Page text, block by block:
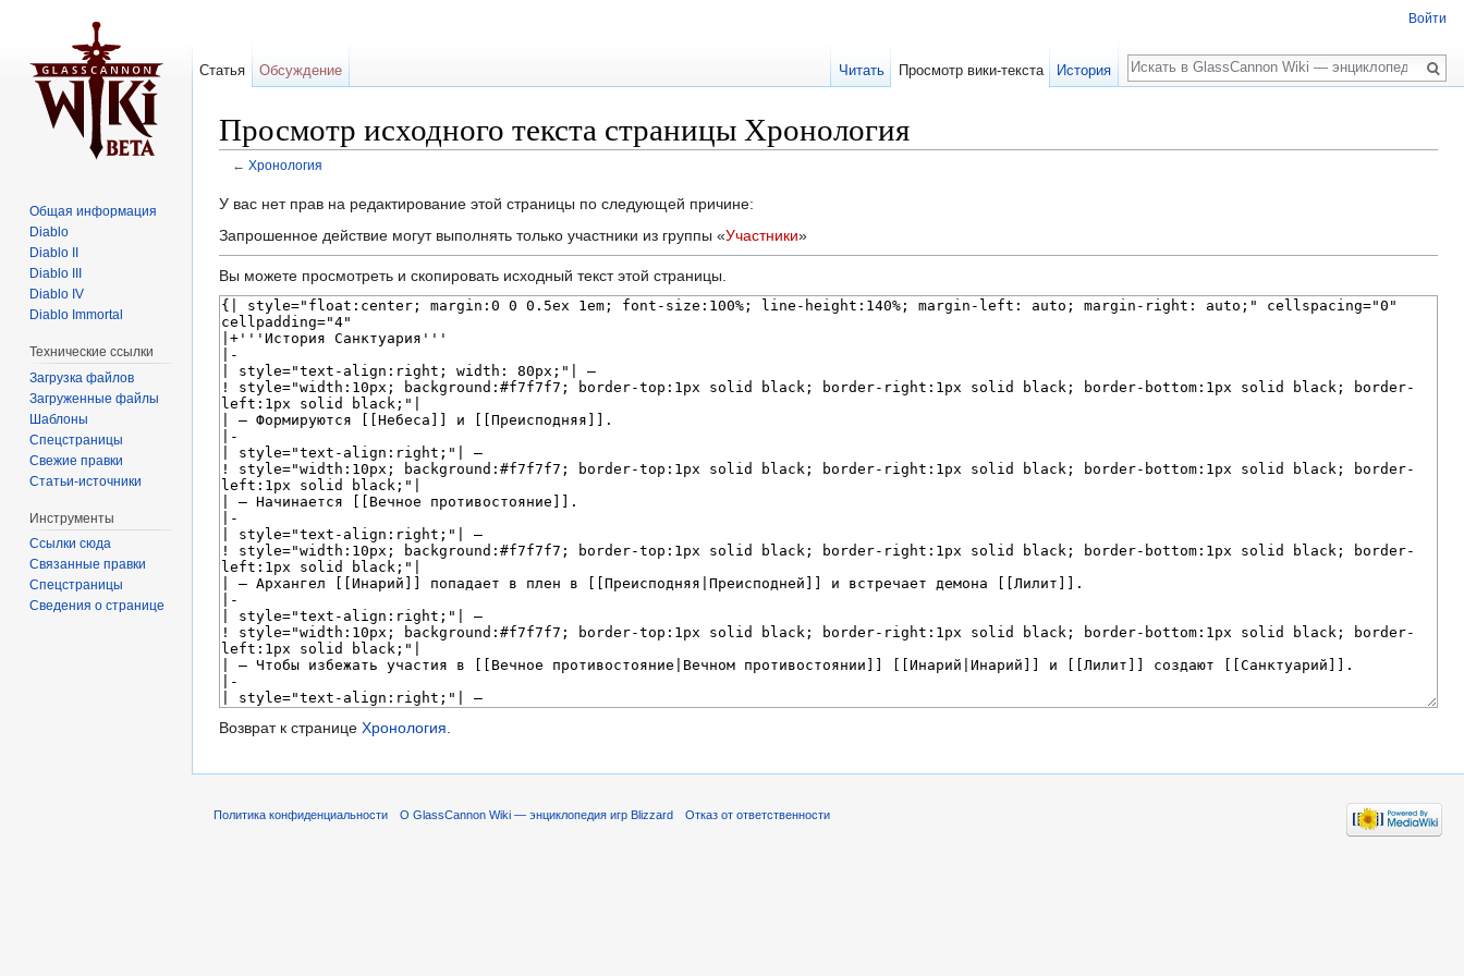
Просмотр исходного текста страницы Хронология
← Хронология
У вас нет прав на редактирование этой страницы по следующей причине:
Запрошенное действие могут выполнять только участники из группы «Участники»
Вы можете просмотреть и скопировать исходный текст этой страницы.
Возврат к странице Хронология.
Войти
Статья Обсуждение Читать Просмотр вики-текста История
Поиск
Общая информация
Diablo
Diablo II
Diablo III
Diablo IV
Diablo Immortal
Технические ссылки
Загрузка файлов
Загруженные файлы
Шаблоны
Спецстраницы
Свежие правки
Статьи-источники
Инструменты
Ссылки сюда
Связанные правки
Спецстраницы
Сведения о странице
Политика конфиденциальности О GlassCannon Wiki — энциклопедия игр Blizzard Отказ от ответственности